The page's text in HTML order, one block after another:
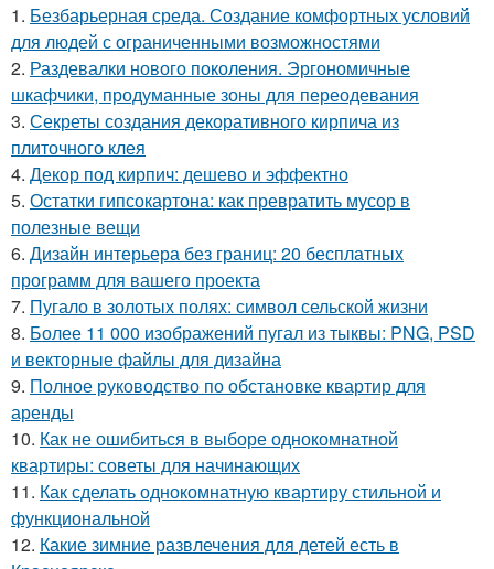
1. Безбарьерная среда. Создание комфортных условий
для людей с ограниченными возможностями
2. Раздевалки нового поколения. Эргономичные
шкафчики, продуманные зоны для переодевания
3. Секреты создания декоративного кирпича из
плиточного клея
4. Декор под кирпич: дешево и эффектно
5. Остатки гипсокартона: как превратить мусор в
полезные вещи
6. Дизайн интерьера без границ: 20 бесплатных
программ для вашего проекта
7. Пугало в золотых полях: символ сельской жизни
8. Более 11 000 изображений пугал из тыквы: PNG, PSD
и векторные файлы для дизайна
9. Полное руководство по обстановке квартир для
аренды
10. Как не ошибиться в выборе однокомнатной
квартиры: советы для начинающих
11. Как сделать однокомнатную квартиру стильной и
функциональной
12. Какие зимние развлечения для детей есть в